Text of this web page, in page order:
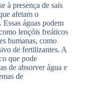
à presença de sais
afetam o
Essas águas podem
lençóis freáticos
humanas, como
de fertilizantes. A
que pode
de absorver água e
de